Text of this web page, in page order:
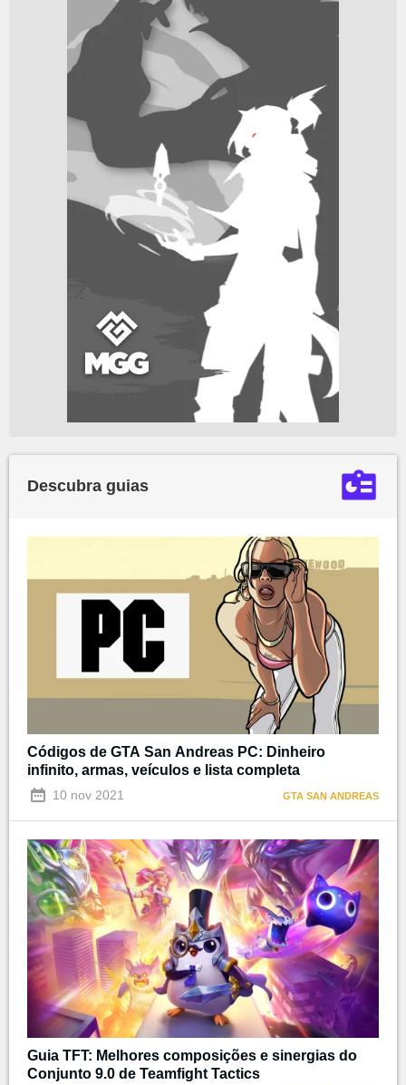
Descubra guias
Códigos de GTA San Andreas PC: Dinheiro
infinito, armas, veículos e lista completa
10 nov 2021 GTA SAN ANDREAS
Guia TFT: Melhores composições e sinergias do
Conjunto 9.0 de Teamfight Tactics